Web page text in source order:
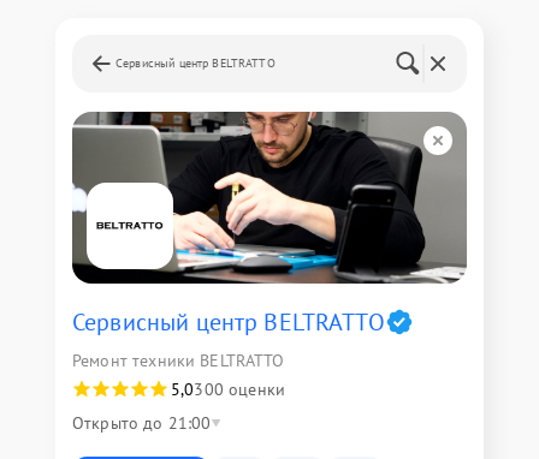
Сервисный центр BELTRATTO
Сервисный центр BELTRATTO
Ремонт техники BELTRATTO
5,0300 оценки
Открыто до 21:00